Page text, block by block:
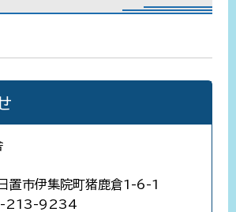
置市伊集院町猪鹿倉1-6-1
213-9234